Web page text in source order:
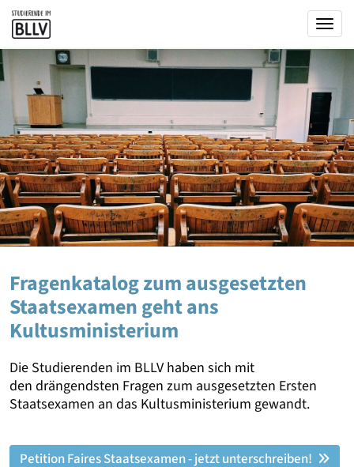
Fragenkatalog zum ausgesetzten
Staatsexamen geht ans
Kultusministerium
Die Studierenden im BLLV haben sich mit
den drängendsten Fragen zum ausgesetzten Ersten
Staatsexamen an das Kultusministerium gewandt.
Petition Faires Staatsexamen - jetzt unterschreiben!